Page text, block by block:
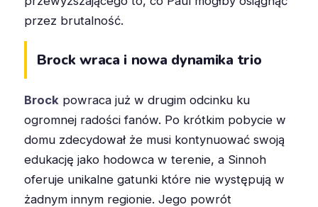
przez brutalność.
Brock wraca i nowa dynamika trio
Brock powraca już w drugim odcinku ku
ogromnej radości fanów. Po krótkim pobycie w
domu zdecydował że musi kontynuować swoją
edukację jako hodowca w terenie, a Sinnoh
oferuje unikalne gatunki które nie występują w
żadnym innym regionie. Jego powrót